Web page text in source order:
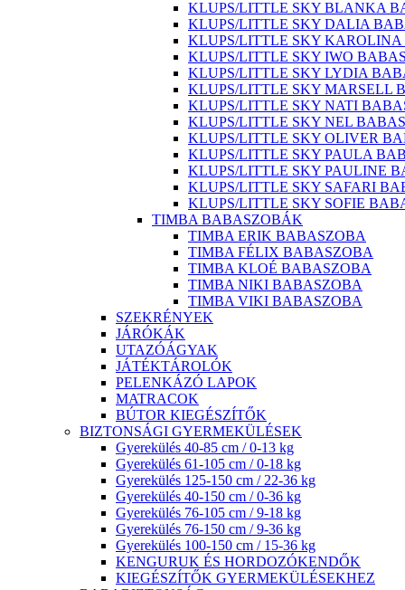
KLUPS/LITTLE SKY BLANKA
KLUPS/LITTLE SKY DALIA
KLUPS/LITTLE SKY KAROLINA
KLUPS/LITTLE SKY IWO
KLUPS/LITTLE SKY LYDIA
KLUPS/LITTLE SKY MARSELL
KLUPS/LITTLE SKY NATI
KLUPS/LITTLE SKY NEL
KLUPS/LITTLE SKY OLIVER
KLUPS/LITTLE SKY PAULA
KLUPS/LITTLE SKY PAULINE
KLUPS/LITTLE SKY SAFARI
KLUPS/LITTLE SKY SOFIE
TIMBA BABASZOBÁK
TIMBA ERIK BABASZOBA
TIMBA FÉLIX BABASZOBA
TIMBA KLOÉ BABASZOBA
TIMBA NIKI BABASZOBA
TIMBA VIKI BABASZOBA
SZEKRÉNYEK
JÁRÓKÁK
UTAZÓÁGYAK
JÁTÉKTÁROLÓK
PELENKÁZÓ LAPOK
MATRACOK
BÚTOR KIEGÉSZÍTŐK
BIZTONSÁGI GYERMEKÜLÉSEK
Gyerekülés 40-85 cm / 0-13 kg
Gyerekülés 61-105 cm / 0-18 kg
Gyerekülés 125-150 cm / 22-36 kg
Gyerekülés 40-150 cm / 0-36 kg
Gyerekülés 76-105 cm / 9-18 kg
Gyerekülés 76-150 cm / 9-36 kg
Gyerekülés 100-150 cm / 15-36 kg
KENGURUK ÉS HORDOZÓKENDŐK
KIEGÉSZÍTŐK GYERMEKÜLÉSEKHEZ